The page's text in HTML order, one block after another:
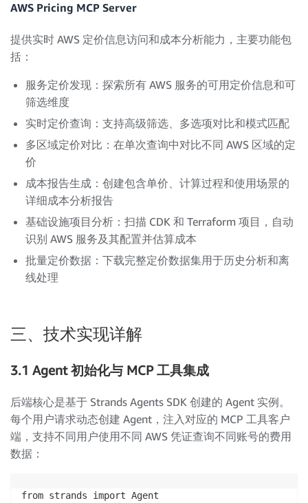
AWS Pricing MCP Server
提供实时 AWS 定价信息访问和成本分析能力，主要功能包
括：
服务定价发现：探索所有 AWS 服务的可用定价信息和可
筛选维度
实时定价查询：支持高级筛选、多选项对比和模式匹配
多区域定价对比：在单次查询中对比不同 AWS 区域的定
价
成本报告生成：创建包含单价、计算过程和使用场景的
详细成本分析报告
基础设施项目分析：扫描 CDK 和 Terraform 项目，自动
识别 AWS 服务及其配置并估算成本
批量定价数据：下载完整定价数据集用于历史分析和离
线处理
三、技术实现详解
3.1 Agent 初始化与 MCP 工具集成
后端核心是基于 Strands Agents SDK 创建的 Agent 实例。
每个用户请求动态创建 Agent，注入对应的 MCP 工具客户
端，支持不同用户使用不同 AWS 凭证查询不同账号的费用
数据：
from strands import Agent